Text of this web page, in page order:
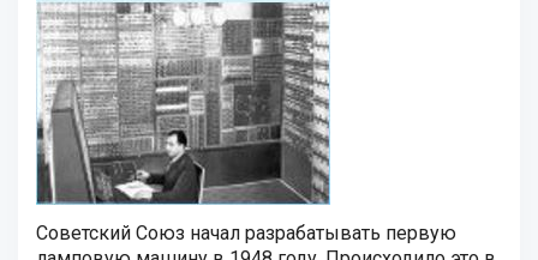
Советский Союз начал разрабатывать первую